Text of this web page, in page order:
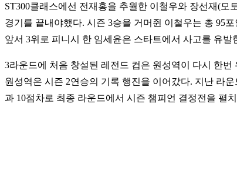
ST300클래스에선 전재홍을 추월한 이철우와 장선재(
경기를 끝내야했다. 시즌 3승을 거머쥔 이철우는 총 95
앞서 3위로 피니시 한 임세윤은 스타트에서 사고를 유
3라운드에 처음 창설된 레전드 컵은 원성역이 다시 한
원성역은 시즌 2연승의 기록 행진을 이어갔다. 지난 라
과 10점차로 최종 라운드에서 시즌 챔피언 결정전을 펼